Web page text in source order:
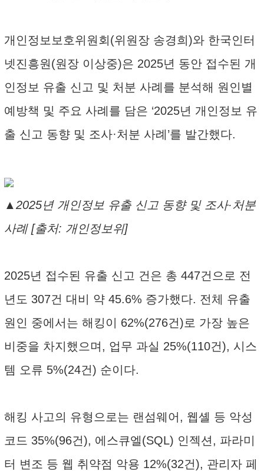
개인정보보호위원회(위원장 송경희)와 한국인터
넷진흥원(원장 이상중)은 2025년 동안 접수된 개
인정보 유출 신고 및 처분 사례를 분석해 원인별
예방책 및 주요 사례를 담은 ‘2025년 개인정보 유
출 신고 동향 및 조사·처분 사례’를 발간했다.
▲2025년 개인정보 유출 신고 동향 및 조사·처분
사례 [출처: 개인정보위]
2025년 접수된 유출 신고 건은 총 447건으로 전
년도 307건 대비 약 45.6% 증가했다. 전체 유출
원인 중에서는 해킹이 62%(276건)로 가장 높은
비중을 차지했으며, 업무 과실 25%(110건), 시스
템 오류 5%(24건) 순이다.
해킹 사고의 유형으로는 랜섬웨어, 웹셸 등 악성
코드 35%(96건), 에스큐엘(SQL) 인젝션, 파라미
터 변조 등 웹 취약점 악용 12%(32건), 관리자 페